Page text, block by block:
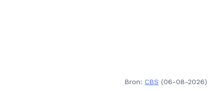
Bron: CBS (06-08-2026)